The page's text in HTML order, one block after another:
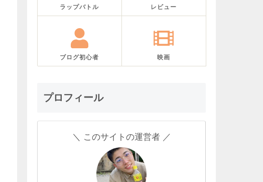
ラップバトル レビュー
ブログ初心者 映画
プロフィール
＼ このサイトの運営者 ／